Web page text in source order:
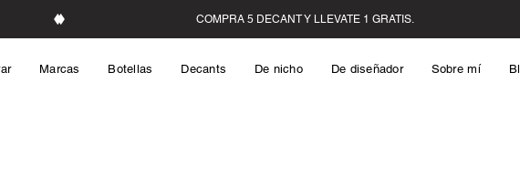
Marcas Botellas Decants De nicho De diseñador Sobre mí